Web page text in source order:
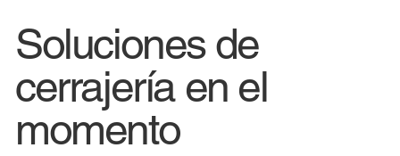
Soluciones de
cerrajería en el
momento